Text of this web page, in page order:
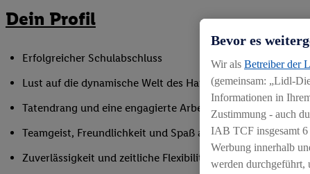
Dein Profil
Erfolgreicher Schulabschluss
Lust auf die dynamische Welt des Handels
Tatendrang und eine engagierte Arbeitsweise
Teamgeist, Freundlichkeit und Spaß am Umgang mit
Zuverlässigkeit und zeitliche Flexibilität innerhalb der
Bevor es
Wir als Betreiber der
(gemeinsam: „Lidl-
Informationen in
Zustimmung - auch
IAB TCF insgesamt 6
Werbung innerhalb
werden durchgeführt,